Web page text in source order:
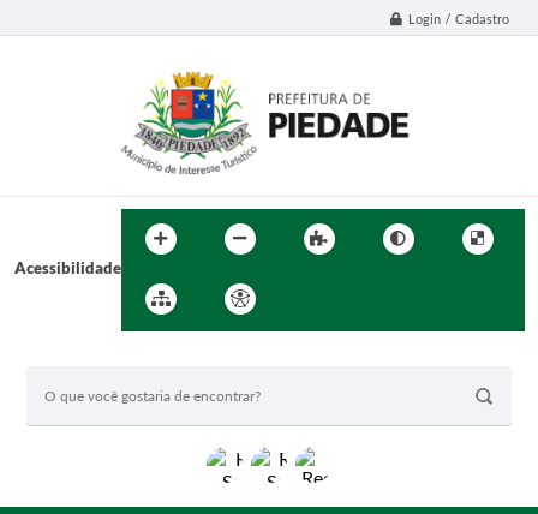
Login / Cadastro
Acessibilidade